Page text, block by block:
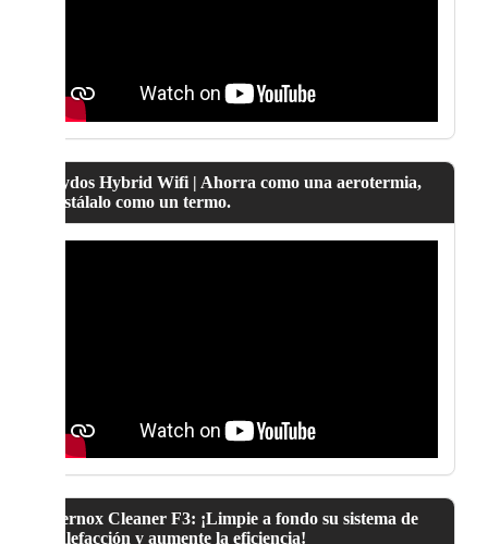
Lydos Hybrid Wifi | Ahorra como una aerotermia,
instálalo como un termo.
Fernox Cleaner F3: ¡Limpie a fondo su sistema de
calefacción y aumente la eficiencia!